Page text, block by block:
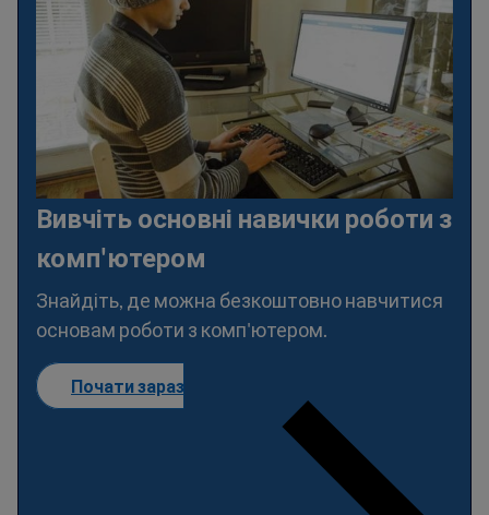
Вивчіть основні навички роботи з
комп'ютером
Знайдіть, де можна безкоштовно навчитися
основам роботи з комп'ютером.
Почати зараз